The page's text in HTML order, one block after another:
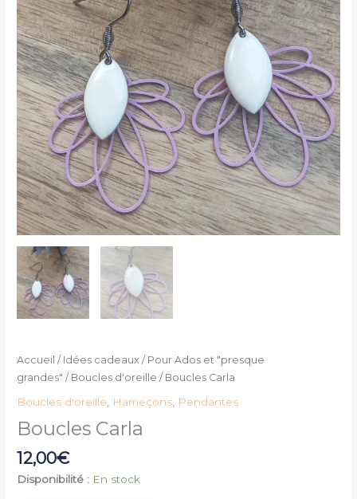
Accueil / Idées cadeaux / Pour Ados et "presque
grandes" / Boucles d'oreille / Boucles Carla
Boucles d'oreille Hameçons Pendantes
Boucles Carla
12,00€
Disponibilité : En stock